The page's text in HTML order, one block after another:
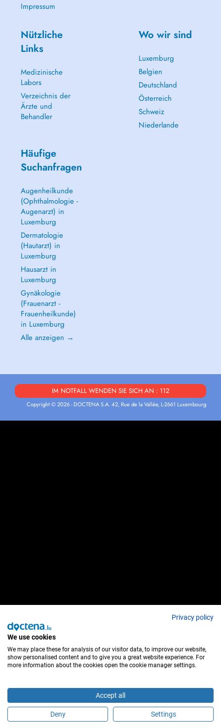
Sind Sie dieser Behandler?
Impressum
Nützliche
Links
Medizinische
Labors
Verzeichnis der
Ärzte und
Behandler
Wo wir sind
Luxemburg
Belgien
Deutschland
Österreich
Schweiz
Niederlande
Häufige
Suchanfragen
Augenheilkunde
(Ophthalmologie -
Augenarzt) in
Luxemburg
Dermatologie
(Hautarzt) in
Luxemburg
Hausarzt in
Luxemburg
Gynäkologie
(Frauenarzt -
Frauenheilkunde)
in Luxemburg
Alle anzeigen →
IM NOTFALL WENDEN SIE SICH AN : 112
Copyright © 2026 - DOCTENA S.A. 42, Rue de la Vallée, L-2661 Luxembourg
Privacy policy
We use cookies
We may place these for analysis of our visitor data, to improve our website,
show personalised content and to give you a great website experience. For
more information about the cookies open the cookie manager settings.
Accept all
Deny Settings